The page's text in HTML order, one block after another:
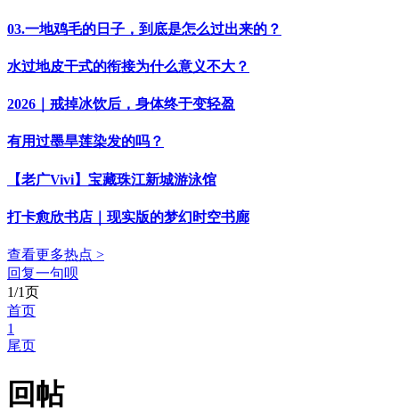
03.一地鸡毛的日子，到底是怎么过出来的？
水过地皮干式的衔接为什么意义不大？
2026｜戒掉冰饮后，身体终于变轻盈
有用过墨旱莲染发的吗？
【老广Vivi】宝藏珠江新城游泳馆
打卡愈欣书店｜现实版的梦幻时空书廊
查看更多热点 >
回复一句呗
1/1页
首页
1
尾页
回帖